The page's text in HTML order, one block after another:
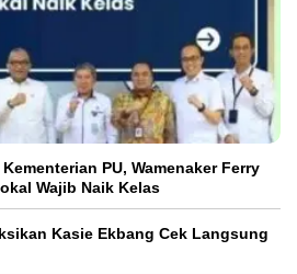
PU, Wamenaker Ferry
Wajib Naik Kelas
Kasie Ekbang Cek Langsung